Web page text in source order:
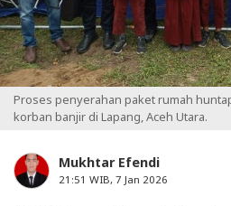
Proses penyerahan paket rumah
korban banjir di Lapang, Aceh Utara.
Mukhtar Efendi
21:51 WIB, 7 Jan 2026